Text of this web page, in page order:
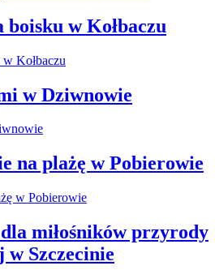
w Kołbaczu
w Dziwnowie
na plażę w Pobierowie
miłośników przyrody
Szczecinie